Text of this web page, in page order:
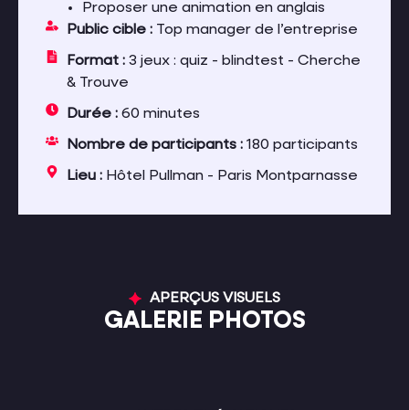
Proposer une animation en anglais
Public cible : Top manager de l’entreprise
Format : 3 jeux : quiz - blindtest - Cherche
& Trouve
Durée : 60 minutes
Nombre de participants : 180 participants
Lieu : Hôtel Pullman - Paris Montparnasse
APERÇUS VISUELS
GALERIE PHOTOS